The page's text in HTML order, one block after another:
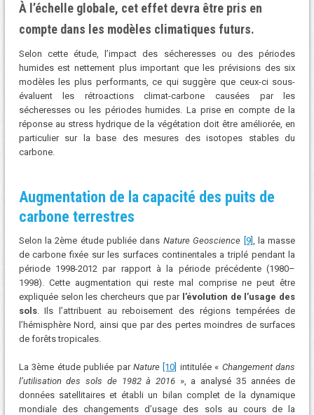
À l’échelle globale, cet effet devra être pris en
compte dans les modèles climatiques futurs.
Selon cette étude, l’impact des sécheresses ou des périodes
humides est nettement plus important que les prévisions des six
modèles les plus performants, ce qui suggère que ceux-ci sous-
évaluent les rétroactions climat-carbone causées par les
sécheresses ou les périodes humides. La prise en compte de la
réponse au stress hydrique de la végétation doit être améliorée, en
particulier sur la base des mesures des isotopes stables du
carbone.
Augmentation de la capacité des puits de
carbone terrestres
Selon la 2ème étude publiée dans Nature Geoscience [9] , la masse
de carbone fixée sur les surfaces continentales a triplé pendant la
période 1998-2012 par rapport à la période précédente (1980–
1998). Cette augmentation qui reste mal comprise ne peut être
expliquée selon les chercheurs que par l’évolution de l’usage des
sols. Ils l’attribuent au reboisement des régions tempérées de
l’hémisphère Nord, ainsi que par des pertes moindres de surfaces
de forêts tropicales.
La 3ème étude publiée par Nature [10] intitulée « Changement dans
l’utilisation des sols de 1982 à 2016 », a analysé 35 années de
données satellitaires et établi un bilan complet de la dynamique
mondiale des changements d’usage des sols au cours de la